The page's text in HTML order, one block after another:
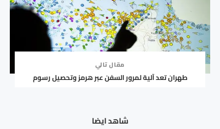
مقال تالي
طهران تعد آلية لمرور السفن عبر هرمز وتحصيل رسوم
شاهد ايضا